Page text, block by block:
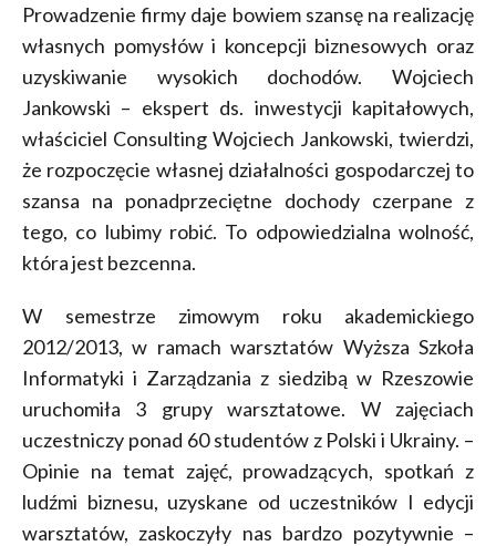
Prowadzenie firmy daje bowiem szansę na realizację
własnych pomysłów i koncepcji biznesowych oraz
uzyskiwanie wysokich dochodów. Wojciech
Jankowski – ekspert ds. inwestycji kapitałowych,
właściciel Consulting Wojciech Jankowski, twierdzi,
że rozpoczęcie własnej działalności gospodarczej to
szansa na ponadprzeciętne dochody czerpane z
tego, co lubimy robić. To odpowiedzialna wolność,
która jest bezcenna.
W semestrze zimowym roku akademickiego
2012/2013, w ramach warsztatów Wyższa Szkoła
Informatyki i Zarządzania z siedzibą w Rzeszowie
uruchomiła 3 grupy warsztatowe. W zajęciach
uczestniczy ponad 60 studentów z Polski i Ukrainy. –
Opinie na temat zajęć, prowadzących, spotkań z
ludźmi biznesu, uzyskane od uczestników I edycji
warsztatów, zaskoczyły nas bardzo pozytywnie –